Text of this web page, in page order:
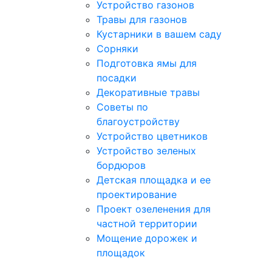
Устройство газонов
Травы для газонов
Кустарники в вашем саду
Сорняки
Подготовка ямы для
посадки
Декоративные травы
Советы по
благоустройству
Устройство цветников
Устройство зеленых
бордюров
Детская площадка и ее
проектирование
Проект озеленения для
частной территории
Мощение дорожек и
площадок